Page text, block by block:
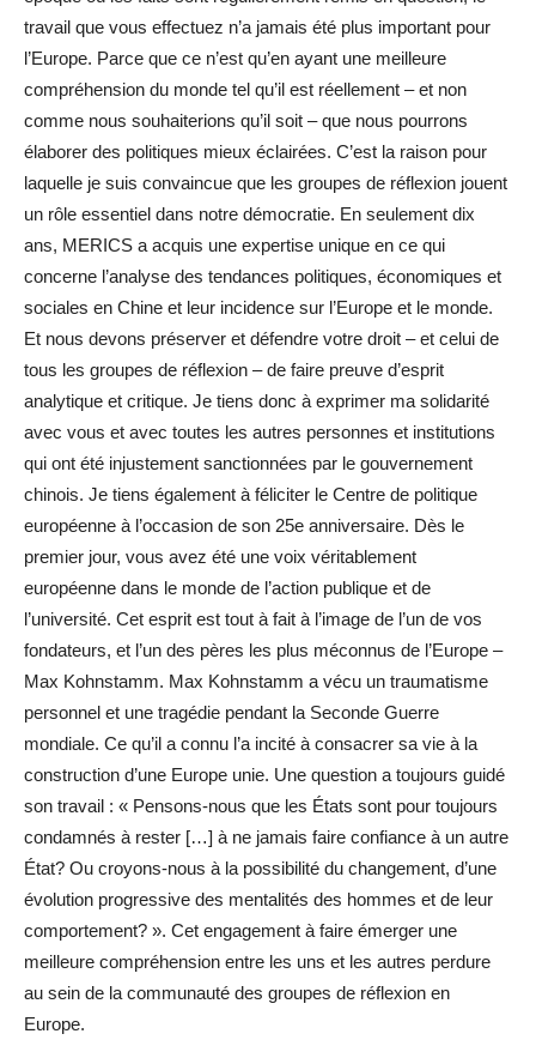
travail que vous effectuez n’a jamais été plus important pour
l’Europe. Parce que ce n’est qu’en ayant une meilleure
compréhension du monde tel qu’il est réellement – et non
comme nous souhaiterions qu’il soit – que nous pourrons
élaborer des politiques mieux éclairées. C’est la raison pour
laquelle je suis convaincue que les groupes de réflexion jouent
un rôle essentiel dans notre démocratie. En seulement dix
ans, MERICS a acquis une expertise unique en ce qui
concerne l’analyse des tendances politiques, économiques et
sociales en Chine et leur incidence sur l’Europe et le monde.
Et nous devons préserver et défendre votre droit – et celui de
tous les groupes de réflexion – de faire preuve d’esprit
analytique et critique. Je tiens donc à exprimer ma solidarité
avec vous et avec toutes les autres personnes et institutions
qui ont été injustement sanctionnées par le gouvernement
chinois. Je tiens également à féliciter le Centre de politique
européenne à l’occasion de son 25e anniversaire. Dès le
premier jour, vous avez été une voix véritablement
européenne dans le monde de l’action publique et de
l’université. Cet esprit est tout à fait à l’image de l’un de vos
fondateurs, et l’un des pères les plus méconnus de l’Europe –
Max Kohnstamm. Max Kohnstamm a vécu un traumatisme
personnel et une tragédie pendant la Seconde Guerre
mondiale. Ce qu’il a connu l’a incité à consacrer sa vie à la
construction d’une Europe unie. Une question a toujours guidé
son travail : « Pensons-nous que les États sont pour toujours
condamnés à rester […] à ne jamais faire confiance à un autre
État? Ou croyons-nous à la possibilité du changement, d’une
évolution progressive des mentalités des hommes et de leur
comportement? ». Cet engagement à faire émerger une
meilleure compréhension entre les uns et les autres perdure
au sein de la communauté des groupes de réflexion en
Europe.